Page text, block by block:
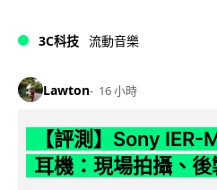
3C科技 流動音樂
Lawton 16 小時
【評測】Sony
耳機：現場拍攝、